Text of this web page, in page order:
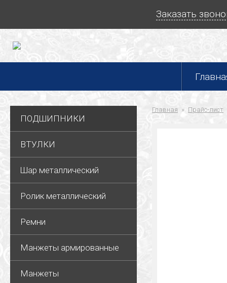
Заказать
ПОДШИПНИКИ
ВТУЛКИ
Шар металлический
Ролик металлический
Ремни
Манжеты армированные
Манжеты
Главная Прайс-лист